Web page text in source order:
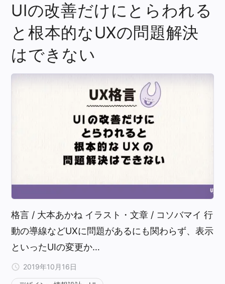
UIの改善だけにとらわれる
と根本的なUXの問題解決
はできない
格言 / 大本あかね イラスト・文章 / コソバマイ 行
動の導線などUXに問題があるにも関わらず、表示
といったUIの変更か…
2019年10月16日